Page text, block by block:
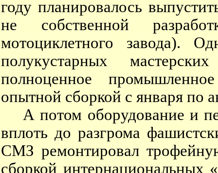
году планировалось
не собственной
мотоциклетного завода).
полукустарных
полноценное
опытной сборкой с января по
А потом оборудование и
вплоть до разгрома
СМЗ ремонтировал
сборкой